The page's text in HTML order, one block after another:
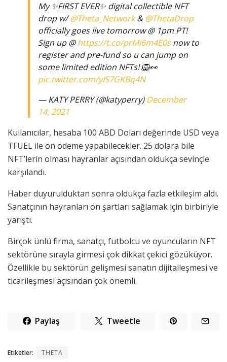
My ✨FIRST EVER✨ digital collectible NFT
drop w/@Theta_Network& @ThetaDrop
officially goes live tomorrow @ 1pm PT!
Sign up @https://t.co/prMi6m4E0snow to
register and pre-fund so u can jump on
some limited edition NFTs! 🦁👀
pic.twitter.com/yIS7GKBq4N
— KATY PERRY (@katyperry)December
14, 2021
Kullanıcılar, hesaba 100 ABD Doları değerinde USD veya
TFUEL ile ön ödeme yapabilecekler. 25 dolara bile
NFT’lerin olması hayranlar açısından oldukça sevinçle
karşılandı.
Haber duyurulduktan sonra oldukça fazla etkileşim aldı.
Sanatçının hayranları ön şartları sağlamak için birbiriyle
yarıştı.
Birçok ünlü firma, sanatçı, futbolcu ve oyuncuların NFT
sektörüne sırayla girmesi çok dikkat çekici gözüküyor.
Özellikle bu sektörün gelişmesi sanatın dijitalleşmesi ve
ticarileşmesi açısından çok önemli.
Paylaş Tweetle
Etiketler: THETA